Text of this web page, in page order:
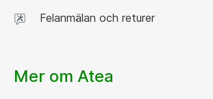
Felanmälan och returer
Mer om Atea